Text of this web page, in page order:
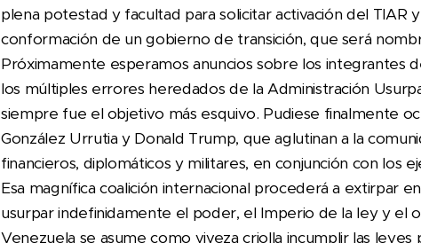
plena potestad y facultad para solicitar activación del TIAR
conformación de un gobierno de transición, que será
Próximamente esperamos anuncios sobre los integrantes
los múltiples errores heredados de la Administración
siempre fue el objetivo más esquivo. Pudiese finalmente
González Urrutia y Donald Trump, que aglutinan a la
financieros, diplomáticos y militares, en conjunción con los
Esa magnífica coalición internacional procederá a extirpar
usurpar indefinidamente el poder, el Imperio de la ley y el
Venezuela se asume como viveza criolla incumplir las